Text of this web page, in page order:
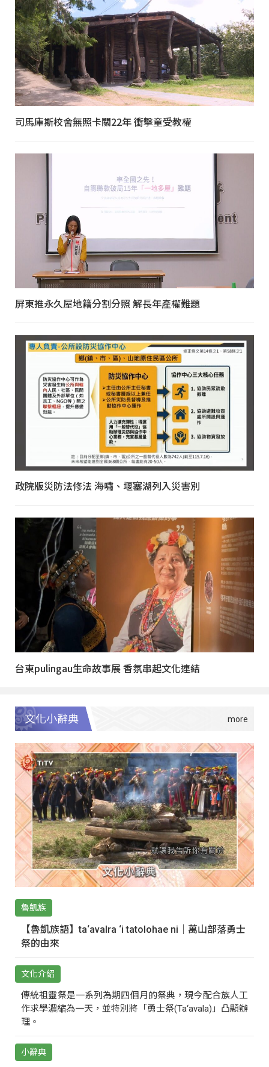
司馬庫斯校舍無照卡關22年 衝擊童受教權
屏東推永久屋地籍分割分照 解長年產權難題
政院版災防法修法 海嘯、堰塞湖列入災害別
台東pulingau生命故事展 香氛串起文化連結
文化小辭典
魯凱族
【魯凱族語】ta‘avalra ‘i tatolohae ni｜萬山部落勇士
祭的由來
文化介紹
傳統祖靈祭是一系列為期四個月的祭典，現今配合族人工
作求學濃縮為一天，並特別將「勇士祭(Ta‘avala)」凸顯辦
理。
小辭典